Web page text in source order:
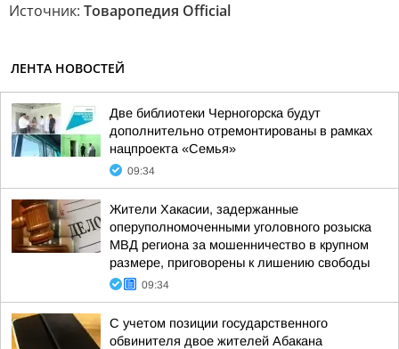
Источник: Товаропедия Official
ЛЕНТА НОВОСТЕЙ
Две библиотеки Черногорска будут
дополнительно отремонтированы в рамках
нацпроекта «Семья»
09:34
Жители Хакасии, задержанные
оперуполномоченными уголовного розыска
МВД региона за мошенничество в крупном
размере, приговорены к лишению свободы
09:34
С учетом позиции государственного
обвинителя двое жителей Абакана